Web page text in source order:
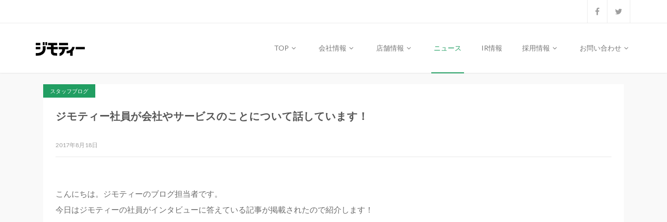
TOP 会社情報 店舗情報 ニュース IR情報 採用情報 お問い合わせ
スタッフブログ
ジモティー社員が会社やサービスのことについて話しています！
2017年8月18日
こんにちは。ジモティーのブログ担当者です。
今日はジモティーの社員がインタビューに答えている記事が掲載されたので紹介します！